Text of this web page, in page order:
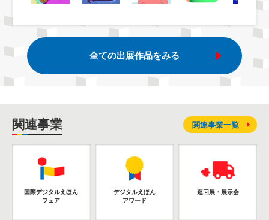
全ての出展作品をみる
関連事業
国際デジタルえほん
フェア
デジタルえほん
アワード
巡回展・展示会
関連事業一覧